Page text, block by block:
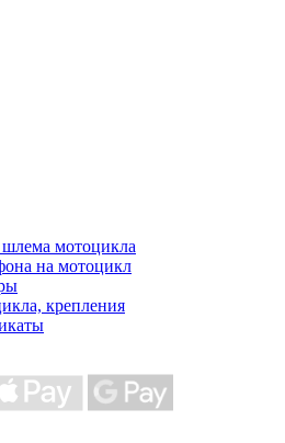
мотоцикла
на мотоцикл
крепления